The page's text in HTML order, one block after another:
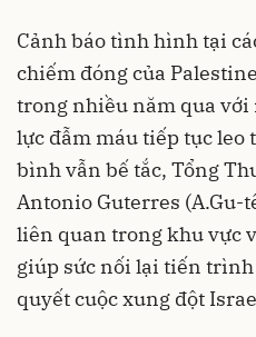
Cảnh báo tình hình tại
chiếm đóng của
trong nhiều năm qua với
lực đẫm máu tiếp tục
bình vẫn bế tắc, Tổng
Antonio Guterres (A.Gu-
liên quan trong khu vực
giúp sức nối lại tiến
quyết cuộc xung đột